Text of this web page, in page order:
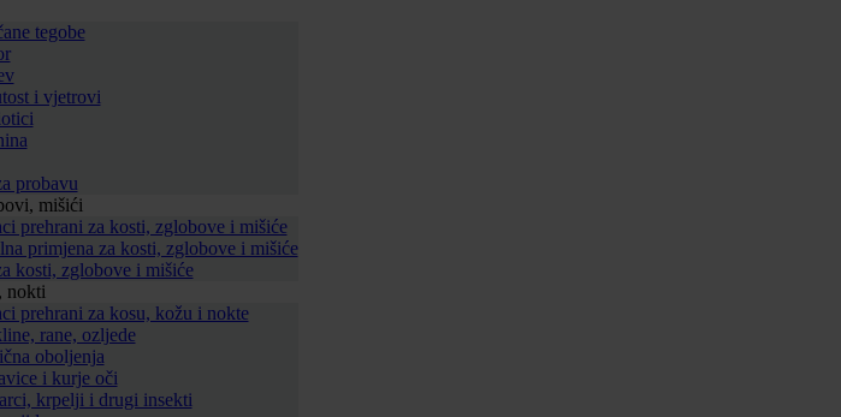
tegobe
i vjetrovi
probavu
mišići
prehrani za kosti, zglobove i mišiće
primjena za kosti, zglobove i mišiće
kosti, zglobove i mišiće
nokti
prehrani za kosu, kožu i nokte
rane, ozljede
oboljenja
i kurje oči
krpelji i drugi insekti